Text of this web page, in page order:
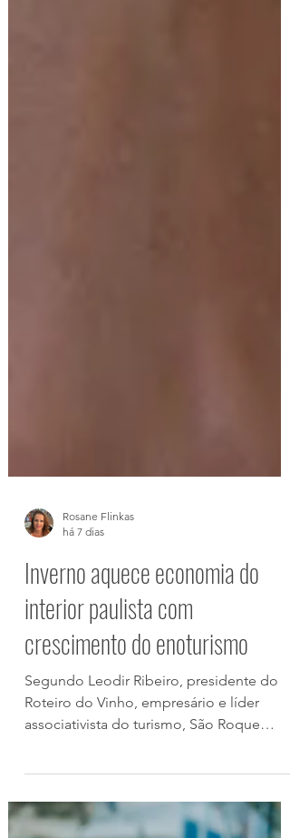
Rosane Flinkas
há 7 dias
Inverno aquece economia do
interior paulista com
crescimento do enoturismo
associativista do turismo, São Roque
espera receber cerca de 35 a 40 mil